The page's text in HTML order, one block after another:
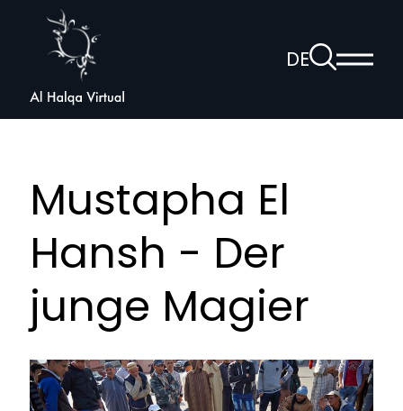
Halqa
DEZur
Suchseite
Mustapha El
Hansh - Der
junge Magier